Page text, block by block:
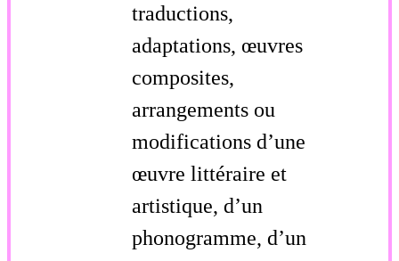
traductions,
adaptations, œuvres
composites,
arrangements ou
modifications d’une
œuvre littéraire et
artistique, d’un
phonogramme, d’un